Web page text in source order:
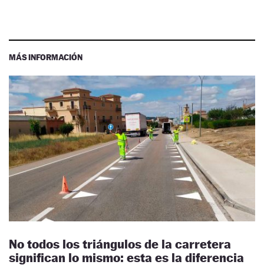
MÁS INFORMACIÓN
No todos los triángulos de la carretera
significan lo mismo: esta es la diferencia